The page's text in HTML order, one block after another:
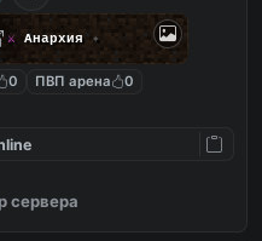
⚔ Анархия ✦
0 ПВП арена
0
сервера